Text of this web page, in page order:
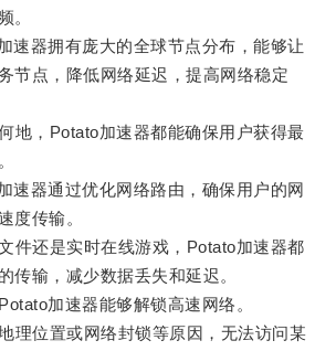
。
器拥有庞大的全球节点分布，能够让
节点，降低网络延迟，提高网络稳定
，Potato加速器都能确保用户获得最
器通过优化网络路由，确保用户的网
度传输。
还是实时在线游戏，Potato加速器都
传输，减少数据丢失和延迟。
加速器能够解锁高速网络。
位置或网络封锁等原因，无法访问某